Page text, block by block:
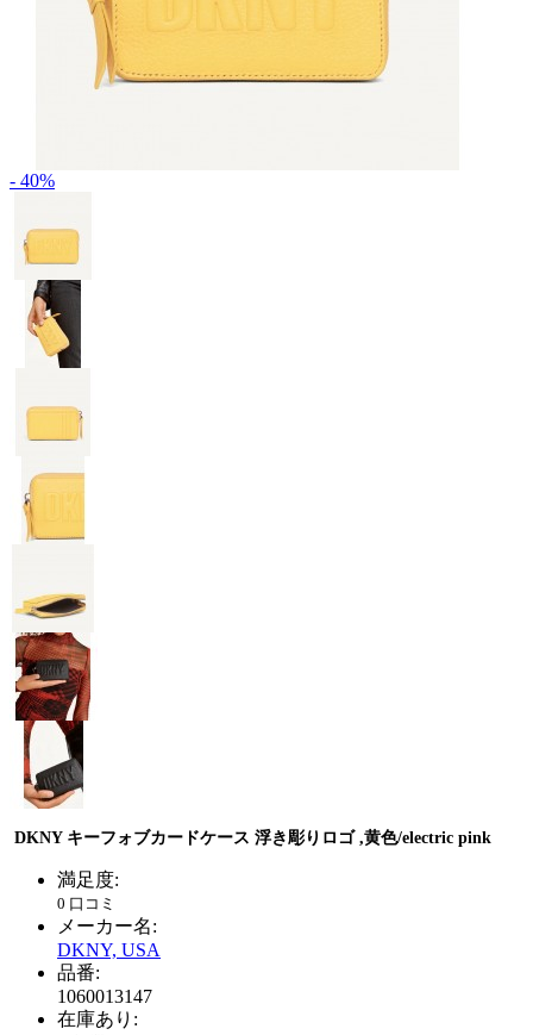
- 40%
DKNY キーフォブカードケース 浮き彫りロゴ ,黄色/electric pink
満足度:
0 口コミ
メーカー名:
DKNY, USA
品番:
1060013147
在庫あり: